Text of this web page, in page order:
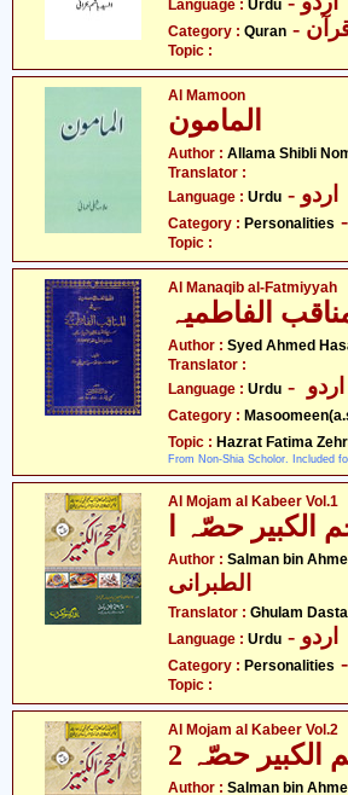
Language : Urdu
Category : Quran قرآن
Topic :
Al Mamoon
المامون
Author : Allama Shibli
Translator :
Language : Urdu - اردو
Category : Personalities
Topic :
Al Manaqib al-Fatmiyyah
Author : Syed Ahmed
Translator :
Language : Urdu
Category :
Topic : Hazrat Fatima
From Non-Shia Scholor. Included
Al Mojam al Kabeer Vol.1
الکبیر حصّہ ا
Author : Salman bin
الطبرانی
Translator : Ghulam
Language : Urdu - اردو
Category : Personalities
Topic :
Al Mojam al Kabeer Vol.2
الکبیر حصّہ 2
Author : Salman bin